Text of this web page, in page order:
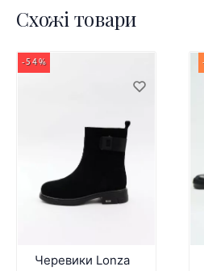
Схожі товари
-54%
Черевики Lonza